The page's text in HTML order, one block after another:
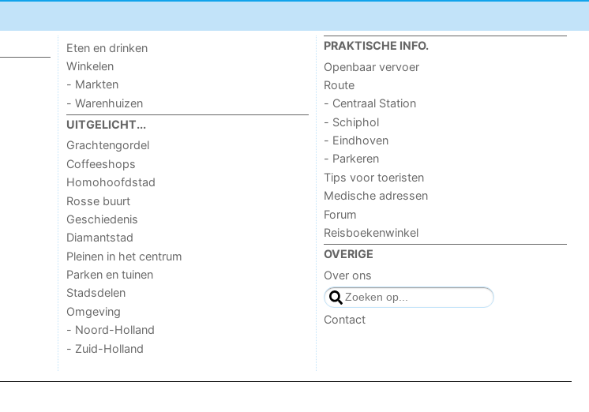
Eten en drinken
Winkelen
- Markten
- Warenhuizen
UITGELICHT...
Grachtengordel
Coffeeshops
Homohoofdstad
Rosse buurt
Geschiedenis
Diamantstad
Pleinen in het centrum
Parken en tuinen
Stadsdelen
Omgeving
- Noord-Holland
- Zuid-Holland
PRAKTISCHE INFO.
Openbaar vervoer
Route
- Centraal Station
- Schiphol
- Eindhoven
- Parkeren
Tips voor toeristen
Medische adressen
Forum
Reisboekenwinkel
OVERIGE
Over ons
Contact